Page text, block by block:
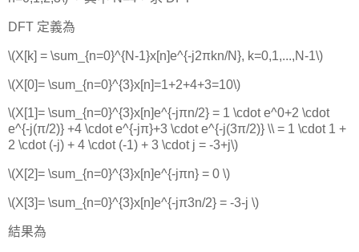
DFT 定義為
\(X[k] = \sum_{n=0}^{N-1}x[n]e^{-j2πkn/N}, k=0,1,...,N-1\)
\(X[0]= \sum_{n=0}^{3}x[n]=1+2+4+3=10\)
\(X[1]= \sum_{n=0}^{3}x[n]e^{-jπn/2} = 1 \cdot e^0+2 \cdot
e^{-j(π/2)} +4 \cdot e^{-jπ}+3 \cdot e^{-j(3π/2)} \\ = 1 \cdot 1 +
2 \cdot (-j) + 4 \cdot (-1) + 3 \cdot j = -3+j\)
\(X[2]= \sum_{n=0}^{3}x[n]e^{-jπn} = 0 \)
\(X[3]= \sum_{n=0}^{3}x[n]e^{-jπ3n/2} = -3-j \)
結果為